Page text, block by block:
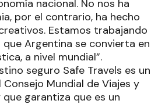
nacional. No nos ha
por el contrario, ha hecho
Estamos trabajando
Argentina se convierta en
a nivel mundial”.
seguro Safe Travels es un
Mundial de Viajes y
que garantiza que es un